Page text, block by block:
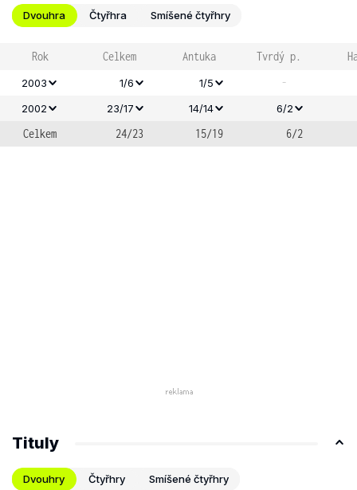
Dvouhra Čtyřhra Smíšené čtyřhry
Rok Celkem Antuka Tvrdý p.
2003 1/6 1/5 -
2002 23/17 14/14 6/2
Celkem 24/23 15/19 6/2
Tituly
Dvouhry Čtyřhry Smíšené čtyřhry